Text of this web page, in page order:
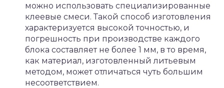
можно использовать специализированные
клеевые смеси. Такой способ изготовления
характеризуется высокой точностью, и
погрешность при производстве каждого
блока составляет не более 1 мм, в то время,
как материал, изготовленный литьевым
методом, может отличаться чуть большим
несоответствием.